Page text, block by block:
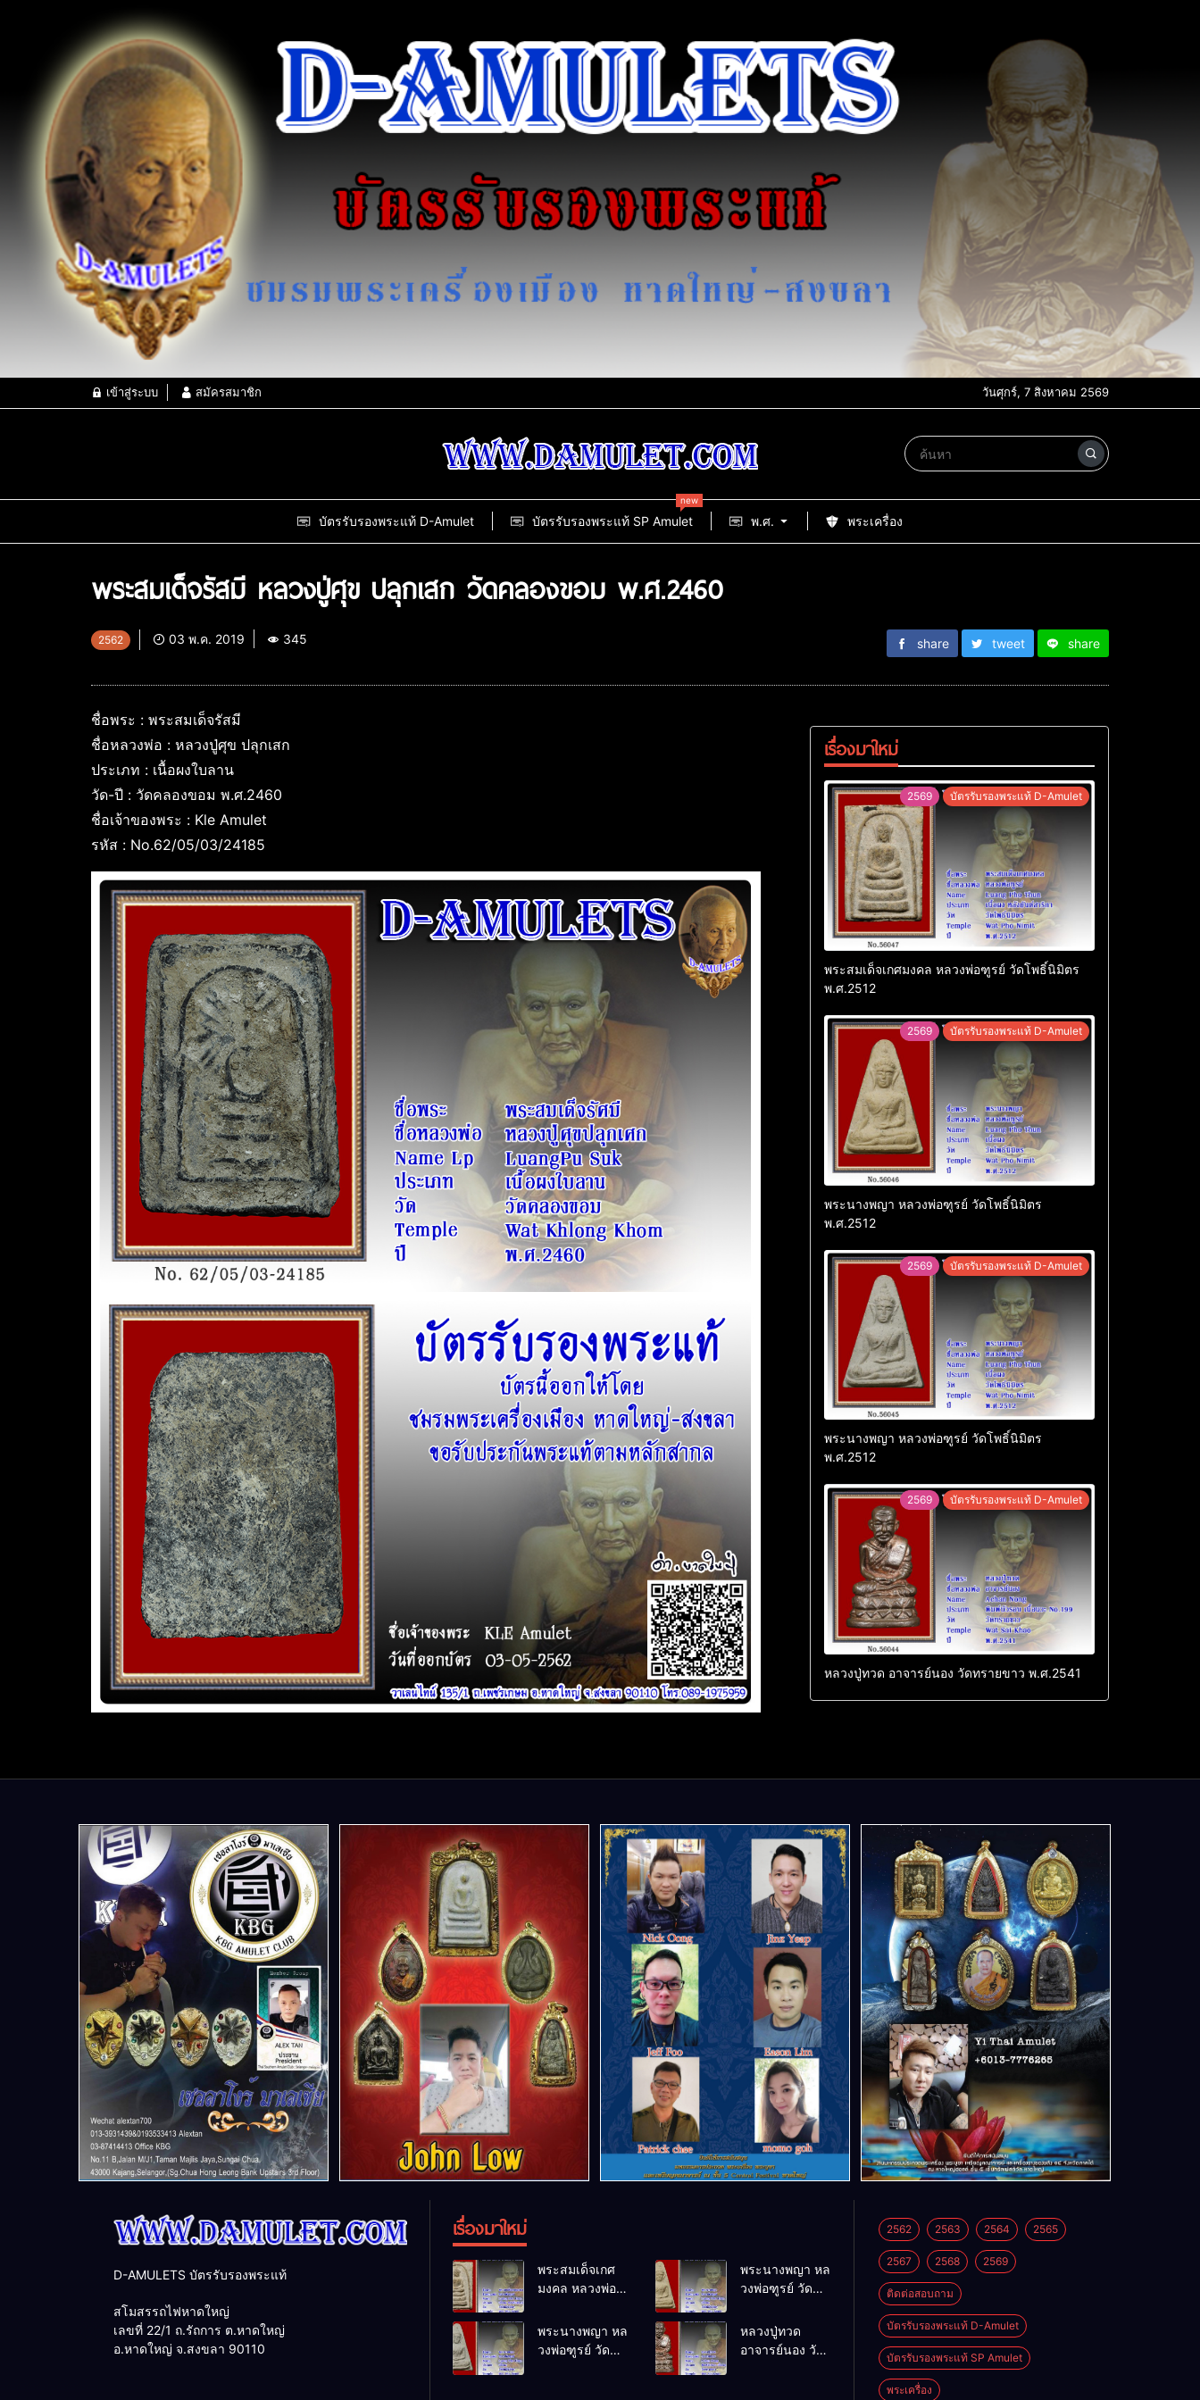
เข้าสู่ระบบ สมัครสมาชิก วันศุกร์, 7 สิงหาคม 2569
บัตรรับรองพระแท้ D-Amulet บัตรรับรองพระแท้ SP Amulet
new
พ.ศ. พระเครื่อง
พระสมเด็จรัสมี หลวงปู่ศุข ปลุกเสก วัดคลองขอม พ.ศ.2460
2562 03 พ.ค. 2019 345 share tweet share
ชื่อพระ : พระสมเด็จรัสมี
ชื่อหลวงพ่อ : หลวงปู่ศุข ปลุกเสก
ประเภท : เนื้อผงใบลาน
วัด-ปี : วัดคลองขอม พ.ศ.2460
ชื่อเจ้าของพระ : Kle Amulet
รหัส : No.62/05/03/24185
เรื่องมาใหม่
2569 บัตรรับรองพระแท้ D-Amulet
พระสมเด็จเกศมงคล หลวงพ่อฑูรย์ วัดโพธิ์นิมิตร
พ.ศ.2512
2569 บัตรรับรองพระแท้ D-Amulet
พระนางพญา หลวงพ่อฑูรย์ วัดโพธิ์นิมิตร
พ.ศ.2512
2569 บัตรรับรองพระแท้ D-Amulet
พระนางพญา หลวงพ่อฑูรย์ วัดโพธิ์นิมิตร
พ.ศ.2512
2569 บัตรรับรองพระแท้ D-Amulet
หลวงปู่ทวด อาจารย์นอง วัดทรายขาว พ.ศ.2541
D-AMULETS บัตรรับรองพระแท้
สโมสรรถไฟหาดใหญ่
เลขที่ 22/1 ถ.รัถการ ต.หาดใหญ่
อ.หาดใหญ่ จ.สงขลา 90110
เรื่องมาใหม่
พระสมเด็จเกศ
มงคล หลวงพ่อ
โพธิ์นิมิตร
พ.ศ.2512
พระนางพญา หล
วงพ่อฑูรย์ วัด
พ.ศ.2512
พระนางพญา หล
วงพ่อฑูรย์ วัด
หลวงปู่ทวด
อาจารย์นอง วัด
2562 2563 2564 2565
2567 2568 2569
ติดต่อสอบถาม
บัตรรับรองพระแท้ D-Amulet
บัตรรับรองพระแท้ SP Amulet
พระเครื่อง